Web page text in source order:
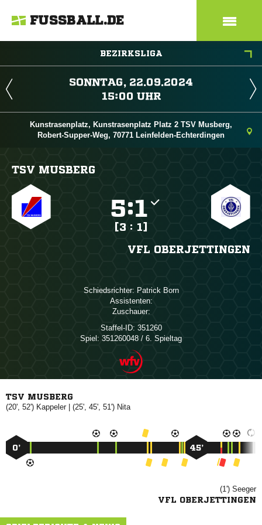
FUSSBALL.DE
BEZIRKSLIGA
 
 
Kunstrasenplatz, Kunstrasenplatz Platz 2 TSV Musberg,
Robert-Supper-Weg, 70771 Leinfelden-Echterdingen
TSV MUSBERG
:
[3 : 1]
VFL OBERJETTINGEN
Schiedsrichter:  
Assistenten:
Zuschauer:
Staffel-ID: 351260
Spiel: 351260048 / 6. Spieltag
TSV MUSBERG
(20', 52') | (25', 45', 51') 
0’ 45’
(1') 
VFL OBERJETTINGEN